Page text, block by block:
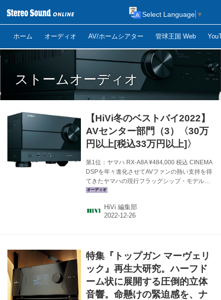
ホーム オーディオ AV/ホームシアター 管球王国 Web
Select Language ▼
ストームオーディオ
【HiVi冬のベストバイ2022】
AVセンター部門（3）〈30万
円以上[税込33万円以上]〉
第1位：ヤマハ RX-A8A ¥484,000 税込 CINEMA
DSPを年々進化させてAVファンの熱い支持を得
てきたヤマハの現行フラッグシップ・モデル。
64ビット信号処理による「SURROUND:AI」の
ような広大な空間が現出、夢のようなサラウン
ドサウンドが楽しめる。（山本） メーカーサイ
ど、HDMI2.1規格をサポート(入力1系統、出力2
系統)したデノンAVセンターの最...
HiVi 編集部
特集『トップガン マーヴェリ
ック』再生大研究。ハーフド
ーム状に展開する圧倒的立体
音響。命懸けの緊迫感を、ナ